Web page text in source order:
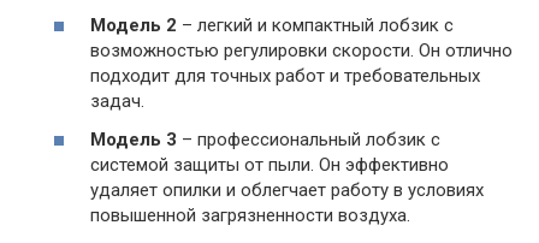
Модель 2 – легкий и компактный лобзик с
возможностью регулировки скорости. Он отлично
подходит для точных работ и требовательных
задач.
Модель 3 – профессиональный лобзик с
системой защиты от пыли. Он эффективно
удаляет опилки и облегчает работу в условиях
повышенной загрязненности воздуха.